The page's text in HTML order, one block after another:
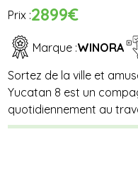
Prix :2899€
Marque :WINORA
Sortez de la ville et
Yucatan 8 est un
quotidiennement au